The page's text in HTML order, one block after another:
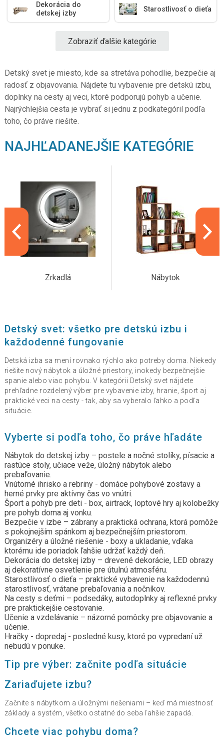
Dekorácia do
detskej izby
Starostlivosť o dieťa
Zobraziť ďalšie kategórie
Detský svet je miesto, kde sa stretáva pohodlie, bezpečie aj
radosť z objavovania. Nájdete tu vybavenie pre detskú izbu,
doplnky na cesty aj veci, ktoré podporujú pohyb a učenie.
Najrýchlejšia cesta je vybrať si jednu z podkategórií podľa
toho, čo práve riešite.
NAJHĽADANEJŠIE KATEGÓRIE
Zrkadlá Nábytok
Detský svet: všetko pre detskú izbu i
každodenné fungovanie
Detská izba sa mení rovnako rýchlo ako potreby doma. Niekedy
riešite nový nábytok a úložné priestory, inokedy bezpečnejšie
spanie alebo viac pohybu. V kategórii Detský svet nájdete
prehľadne rozdelený výber pre vybavenie izby, hranie, šport aj
praktické veci na cesty - tak, aby sa vyberalo ľahko a podľa
situácie.
Vyberte si podľa toho, čo práve hľadáte
Nábytok do detskej izby– postele a nočné stolíky, písacie a
rastúce stoly, učiace veže, úložný nábytok alebo
prebaľovanie.
Vnútorné ihrisko a rebriny- domáce pohybové zostavy a
herné prvky pre aktívny čas vo vnútri.
Šport a pohyb pre deti - box, airtrack, loptové hry aj kolobežky
pre pohyb doma aj vonku.
Bezpečie v izbe – zábrany a praktická ochrana, ktorá pomôže
s pokojnejším spánkom aj bezpečnejším priestorom.
Organizéry a úložné riešenie - boxy a ukladanie, vďaka
ktorému ide poriadok ľahšie udržať každý deň.
Dekorácia do detskej izby – drevené dekorácie, LED obrazy
aj dekoratívne osvetlenie pre útulnú atmosféru.
Starostlivosť o dieťa – praktické vybavenie na každodennú
starostlivosť, vrátane prebaľovania a nočníkov.
Na cesty s deťmi – podsedáky, autodoplnky aj reflexné prvky
pre praktickejšie cestovanie.
Učenie a vzdelávanie – názorné pomôcky pre objavovanie a
učenie.
Hračky - dopredaj - posledné kusy, ktoré po vypredaní už
nebudú v ponuke.
Tip pre výber: začnite podľa situácie
Zariaďujete izbu?
Začnite s nábytkom a úložnými riešeniami – keď má miestnosť
základy a systém, všetko ostatné do seba ľahšie zapadá.
Chcete viac pohybu doma?